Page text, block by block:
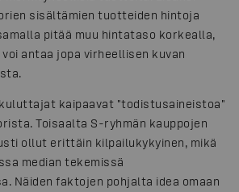
sisältämien tuotteiden hintoja
pitää muu hintataso korkealla,
antaa jopa virheellisen kuvan
kaipaavat "todistusaineistoa"
Toisaalta S-ryhmän kauppojen
ollut erittäin kilpailukykyinen, mikä
median tekemissä
Näiden faktojen pohjalta idea omaan